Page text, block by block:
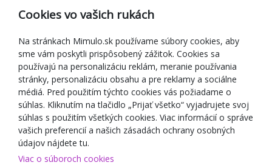
Reklamácia
Darčekové poukážky
Zľavové kupóny
Blog
O predajcovi
Mimulo.sk
Obchodné podmienky
Ochrana osobných údajov GDPR
Kontakty
Spolupracujeme
Cookies vo vašich rukách
Na stránkach Mimulo.sk používame súbory cookies, aby
sme vám poskytli prispôsobený zážitok. Cookies sa
používajú na personalizáciu reklám, meranie používania
stránky, personalizáciu obsahu a pre reklamy a sociálne
médiá. Pred použitím týchto cookies vás požiadame o
súhlas. Kliknutím na tlačidlo „Prijať všetko“ vyjadrujete svoj
súhlas s použitím všetkých cookies. Viac informácií o správe
vašich preferencií a našich zásadách ochrany osobných
údajov nájdete tu.
Viac o súboroch cookies